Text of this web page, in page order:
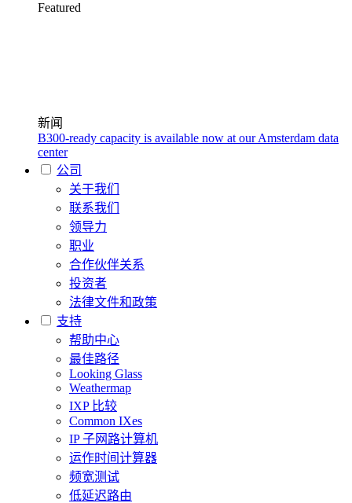
Featured
新闻
B300-ready capacity is available now at our Amsterdam data
center
公司
关于我们
联系我们
领导力
职业
合作伙伴关系
投资者
法律文件和政策
支持
帮助中心
最佳路径
Looking Glass
Weathermap
IXP 比较
Common IXes
IP 子网路计算机
运作时间计算器
频宽测试
低延迟路由